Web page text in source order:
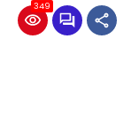
349